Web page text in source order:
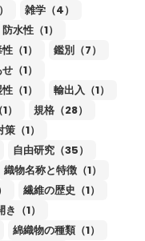
雑学（4）
防水性（1）
（1）
鑑別（7）
（1）
（1）
輸出入（1）
規格（28）
（1）
自由研究（35）
織物名称と特徴（1）
繊維の歴史（1）
（1）
綿織物の種類（1）